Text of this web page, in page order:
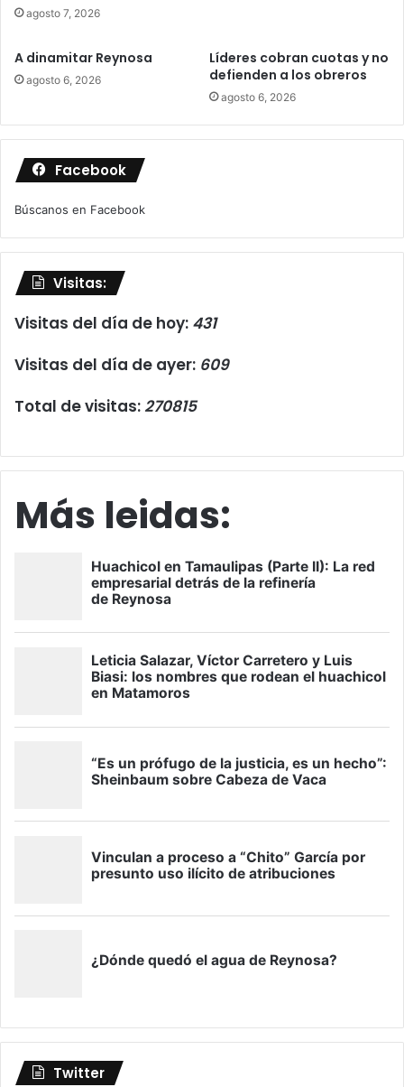
agosto 7, 2026
A dinamitar Reynosa
agosto 6, 2026
Líderes cobran cuotas y no
defienden a los obreros
agosto 6, 2026
Facebook
Búscanos en Facebook
Visitas:
Visitas del día de hoy: 431
Visitas del día de ayer: 609
Total de visitas: 270815
Más leidas:
Twitter